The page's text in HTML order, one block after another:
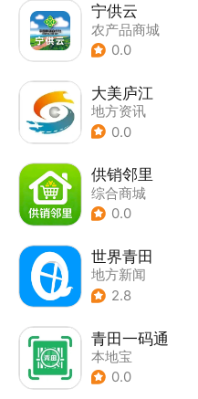
宁供云
农产品商城
0.0
大美庐江
地方资讯
0.0
供销邻里
综合商城
0.0
世界青田
地方新闻
2.8
青田一码通
本地宝
0.0